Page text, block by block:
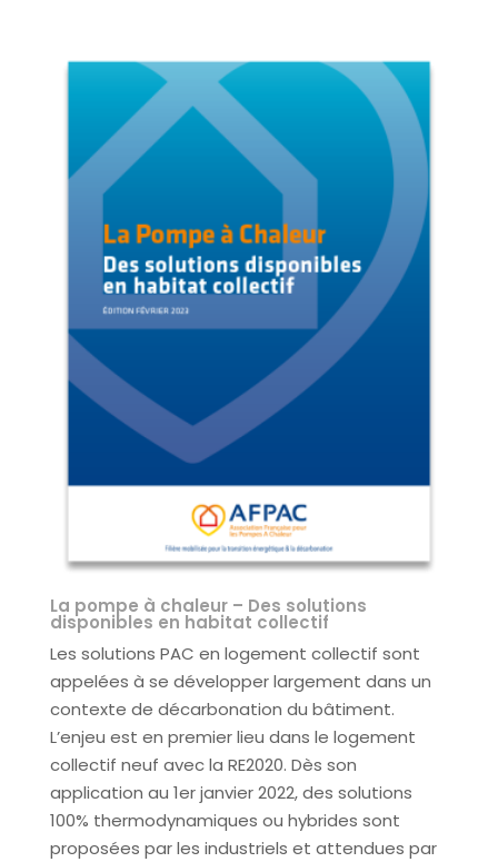
La pompe à chaleur – Des solutions
disponibles en habitat collectif
Les solutions PAC en logement collectif sont
appelées à se développer largement dans un
contexte de décarbonation du bâtiment.
L’enjeu est en premier lieu dans le logement
collectif neuf avec la RE2020. Dès son
application au 1er janvier 2022, des solutions
100% thermodynamiques ou hybrides sont
proposées par les industriels et attendues par